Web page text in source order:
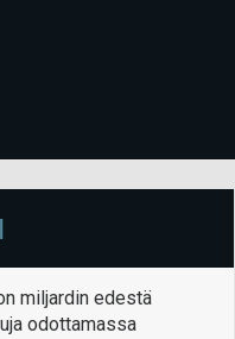
miljardin edestä
odottamassa